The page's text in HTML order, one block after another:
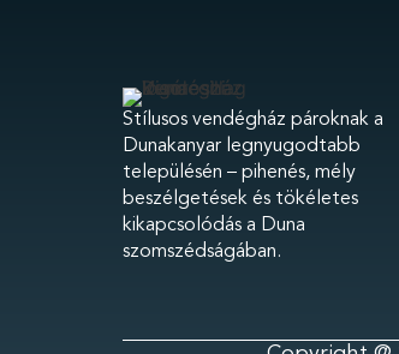
Stílusos vendégház pároknak a
Dunakanyar legnyugodtabb
településén – pihenés, mély
beszélgetések és tökéletes
kikapcsolódás a Duna
szomszédságában.